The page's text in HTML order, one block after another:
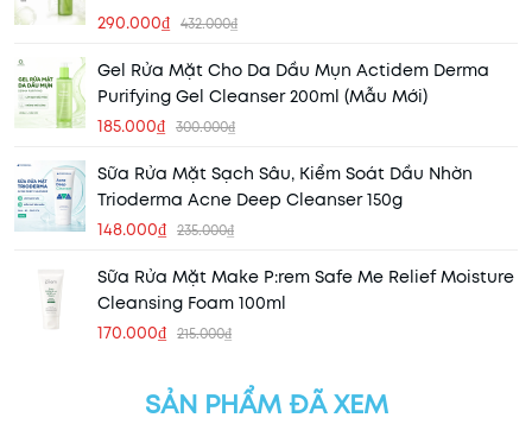
290.000₫ 432.000₫
Gel Rửa Mặt Cho Da Dầu Mụn Actidem Derma
Purifying Gel Cleanser 200ml (Mẫu Mới)
185.000₫ 300.000₫
Sữa Rửa Mặt Sạch Sâu, Kiểm Soát Dầu Nhờn
Trioderma Acne Deep Cleanser 150g
148.000₫ 235.000₫
Sữa Rửa Mặt Make P:rem Safe Me Relief Moisture
Cleansing Foam 100ml
170.000₫ 215.000₫
SẢN PHẨM ĐÃ XEM